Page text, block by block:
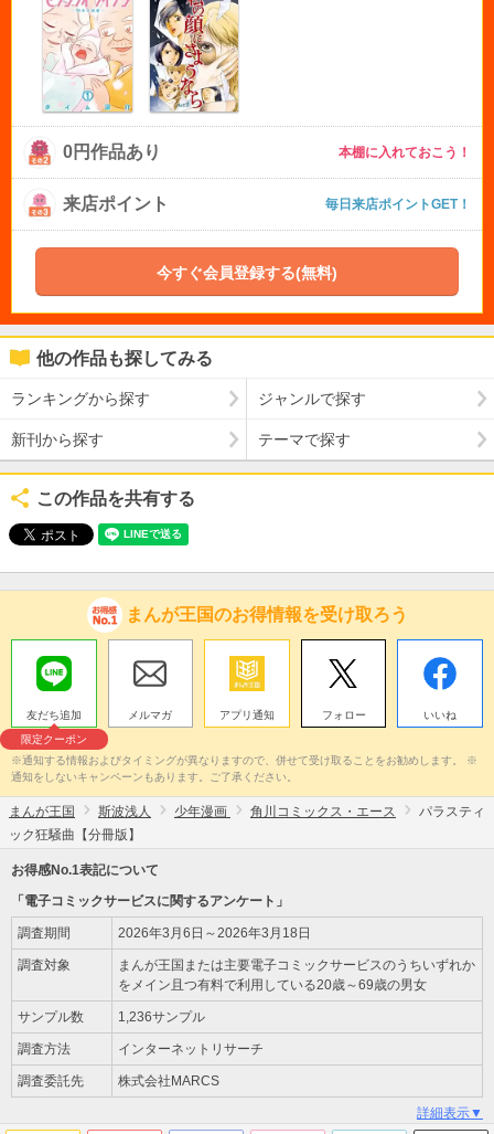
0円作品あり 本棚に入れておこう！
来店ポイント 毎日来店ポイントGET！
今すぐ会員登録する(無料)
他の作品も探してみる
ランキングから探す ジャンルで探す
新刊から探す テーマで探す
この作品を共有する
まんが王国のお得情報を受け取ろう
友だち追加
限定クーポン
メルマガ アプリ通知 フォロー いいね
※通知する情報およびタイミングが異なりますので、併せて受け取ることをお勧めします。 ※
通知をしないキャンペーンもあります。ご了承ください。
まんが王国 斯波浅人 少年漫画 角川コミックス・エース
パラスティ
ック狂騒曲【分冊版】
お得感No.1表記について
「電子コミックサービスに関するアンケート」
調査期間 2026年3月6日～2026年3月18日
調査対象
まんが王国または主要電子コミックサービスのうちいずれか
をメイン且つ有料で利用している20歳～69歳の男女
サンプル数 1,236サンプル
調査方法 インターネットリサーチ
調査委託先 株式会社MARCS
詳細表示▼